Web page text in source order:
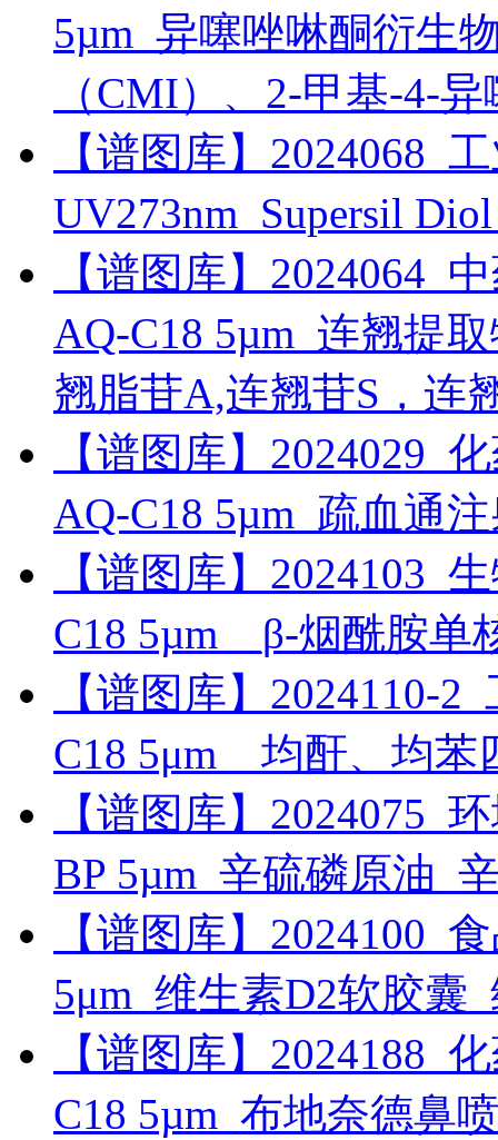
5µm_异噻唑啉酮衍生
（CMI）、2-甲基-4-
【谱图库】2024068_
UV273nm_Supersil
【谱图库】2024064_
AQ-C18 5µm_连翘提
翘脂苷A,连翘苷S，连
【谱图库】2024029_
AQ-C18 5µm_疏血通
【谱图库】2024103_
C18 5µm__β-烟酰胺单
【谱图库】2024110-
C18 5μm__均酐、均
【谱图库】2024075_
BP 5µm_辛硫磷原油_
【谱图库】2024100_
5μm_维生素D2软胶囊
【谱图库】2024188_
C18 5µm_布地奈德鼻